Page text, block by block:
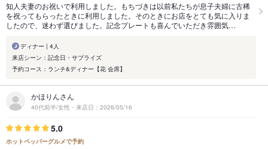
知人夫妻のお祝いで利用しました。もちづきは以前私たちが息子夫婦に古稀
を祝ってもらったときに利用しました。そのときにお店をとても気に入りま
したので、迷わず選びました。記念プレートも喜んでいただき雰囲気…
ディナー | 4人
来店シーン：記念日・サプライズ
予約コース：ランチ&ディナー【花 会席】
かほりんさん
40代前半/女性・来店日：2026/05/16
5.0
ホットペッパーグルメで予約